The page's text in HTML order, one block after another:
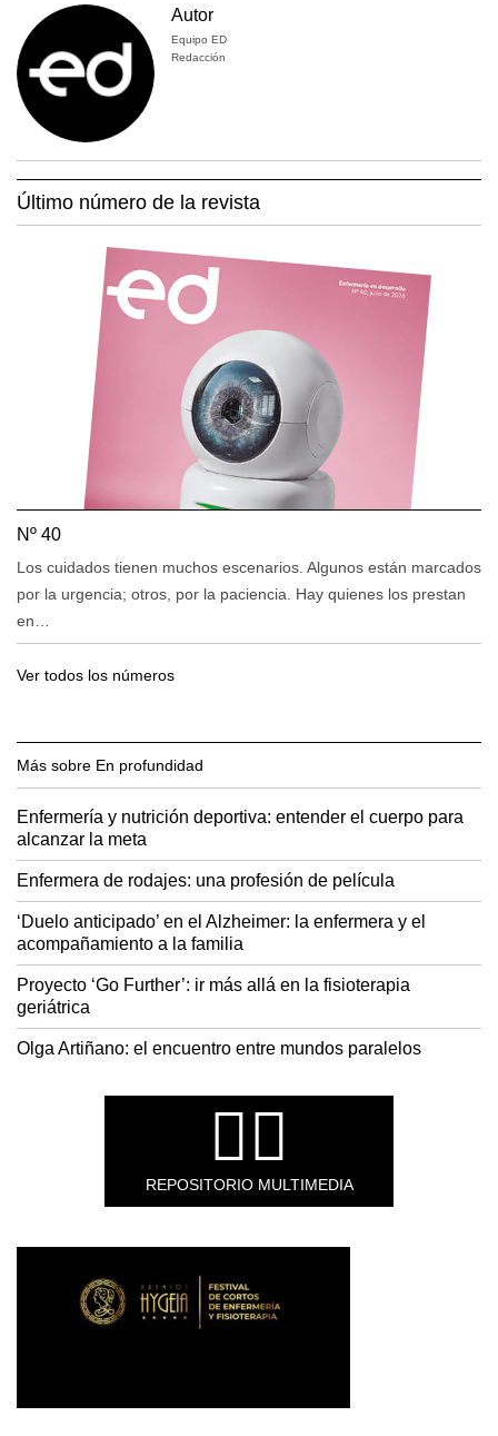
Autor
Equipo ED
Redacción
Último número de la revista
Nº 40
Los cuidados tienen muchos escenarios. Algunos están marcados
por la urgencia; otros, por la paciencia. Hay quienes los prestan
en…
Ver todos los números
Más sobre En profundidad
Enfermería y nutrición deportiva: entender el cuerpo para
alcanzar la meta
Enfermera de rodajes: una profesión de película
‘Duelo anticipado’ en el Alzheimer: la enfermera y el
acompañamiento a la familia
Proyecto ‘Go Further’: ir más allá en la fisioterapia
geriátrica
Olga Artiñano: el encuentro entre mundos paralelos
REPOSITORIO MULTIMEDIA